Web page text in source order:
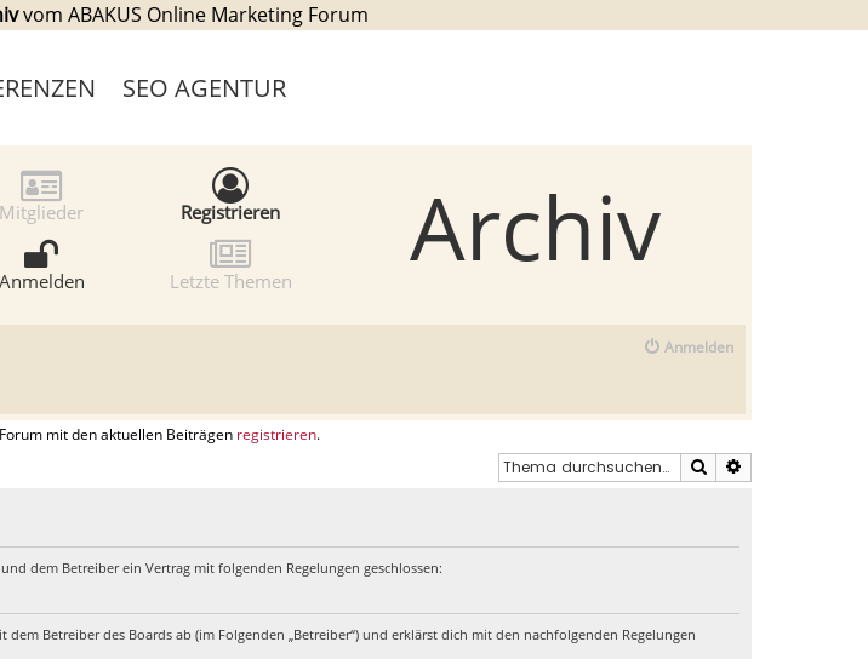
vom ABAKUS Online Marketing Forum
SEO AGENTUR
Mitglieder
Anmelden
Registrieren
Letzte Themen Archiv
Anmelden
mit den aktuellen Beiträgen registrieren.
Suche
dem Betreiber ein Vertrag mit folgenden Regelungen geschlossen:
Betreiber des Boards ab (im Folgenden „Betreiber“) und erklärst dich mit den nachfolgenden Regelungen